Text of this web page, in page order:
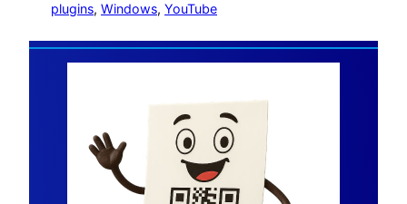
plugins, Windows, YouTube